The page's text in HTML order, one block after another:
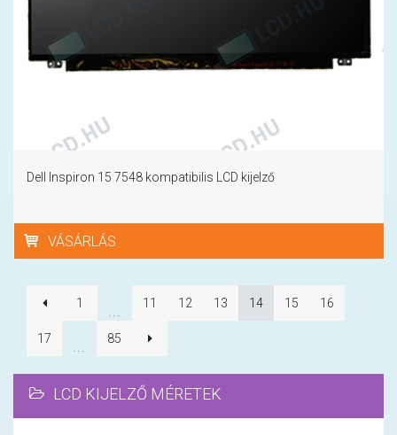
Dell Inspiron 15 7548 kompatibilis LCD kijelző
VÁSÁRLÁS
1 ... 11 12 13 14 15 16
17 ... 85
LCD KIJELZŐ MÉRETEK